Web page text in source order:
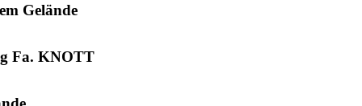
Gelände
Fa. KNOTT